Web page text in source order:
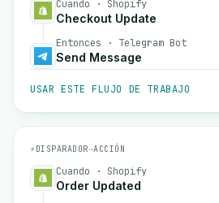
Cuando · Shopify
Checkout Update
Entonces · Telegram Bot
Send Message
USAR ESTE FLUJO DE TRABAJO
⚡ DISPARADOR→ACCIÓN
Cuando · Shopify
Order Updated